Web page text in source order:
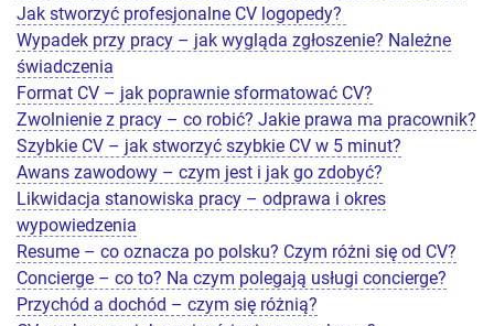
Jak stworzyć profesjonalne CV logopedy?
Wypadek przy pracy – jak wygląda zgłoszenie? Należne
świadczenia
Format CV – jak poprawnie sformatować CV?
Zwolnienie z pracy – co robić? Jakie prawa ma pracownik?
Szybkie CV – jak stworzyć szybkie CV w 5 minut?
Awans zawodowy – czym jest i jak go zdobyć?
Likwidacja stanowiska pracy – odprawa i okres
wypowiedzenia
Resume – co oznacza po polsku? Czym różni się od CV?
Concierge – co to? Na czym polegają usługi concierge?
Przychód a dochód – czym się różnią?